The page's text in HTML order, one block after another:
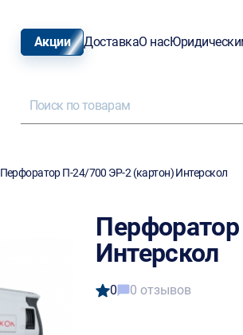
Акции ДоставкаО нас
Перфоратор П-24/700 ЭР-2 (картон) Интерскол
Интерскол
0 0 отзывов